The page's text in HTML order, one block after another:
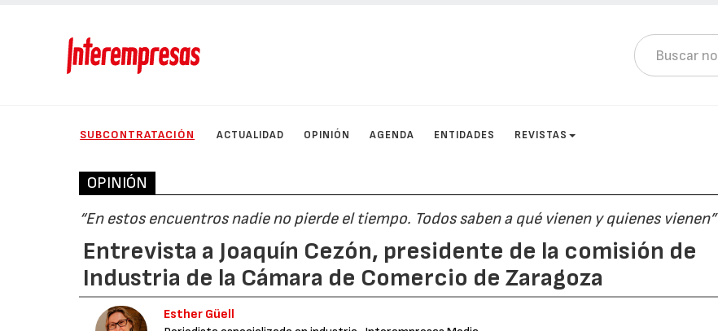
SUBCONTRATACIÓN ACTUALIDAD OPINIÓN AGENDA ENTIDADES REVISTAS
OPINIÓN
“En estos encuentros nadie no pierde el tiempo. Todos saben a qué vienen y quienes vienen”
Entrevista a Joaquín Cezón, presidente de la comisión de
Industria de la Cámara de Comercio de Zaragoza
Esther Güell